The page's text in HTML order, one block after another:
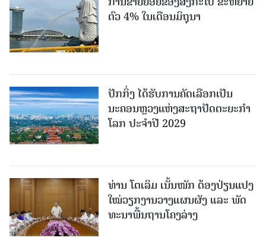
ຕົວ 4% ໃນເດືອນມິຖຸນາ
ປັກກິ່ງ ໄດ້ຮັບການຄັດເລືອກເປັນ
ນະຄອນຫຼວງແຫ່ງສະຖາປັດຕະຍະກຳ
ໂລກ ປະຈຳປີ 2029
ທ່ານ ໂຕ​ເລິມ ເນັ້ນໜັກ ຕ້ອງ​ປ່ຽນ​ແປງ​
ໃໝ່​ວຽກ​ງານ​ວາງ​ແຜນ​ຜັງ ແລະ ​ພັດ​
ທະ​ນາ​ພື້ນ​ຖານ​ໂຄງ​ລ່າງ